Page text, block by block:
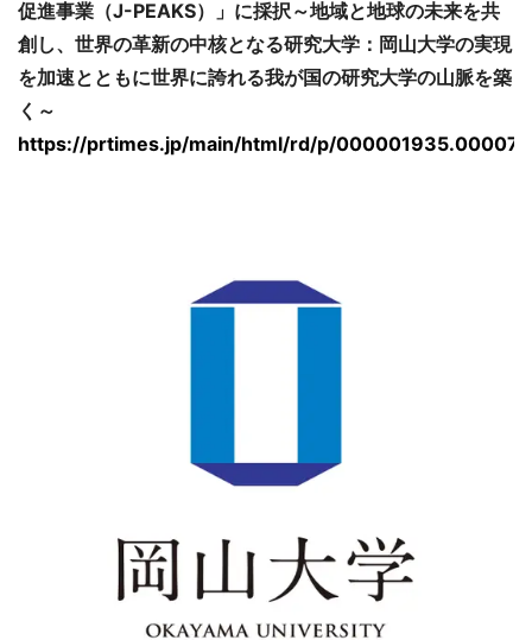
促進事業（J-PEAKS）」に採択～地域と地球の未来を共
創し、世界の革新の中核となる研究大学：岡山大学の実現
を加速とともに世界に誇れる我が国の研究大学の山脈を築
く～
https://prtimes.jp/main/html/rd/p/